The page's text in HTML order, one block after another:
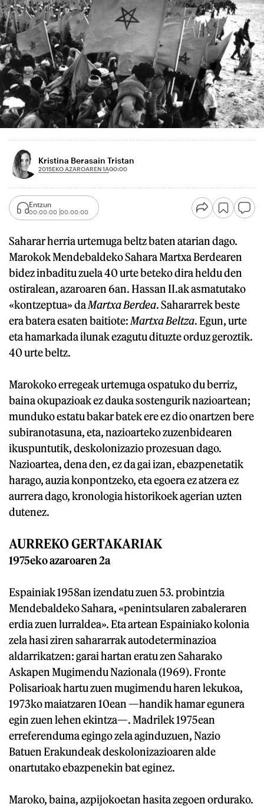
Kristina Berasain Tristan
2015EKO AZAROAREN 1A00:00
Entzun
00:00:00 00:00:00
Saharar herria urtemuga beltz baten atarian dago.
Marokok Mendebaldeko Sahara Martxa Berdearen
bidez inbaditu zuela 40 urte beteko dira heldu den
ostiralean, azaroaren 6an. Hassan II.ak asmatutako
«kontzeptua» daMartxa Berdea. Sahararrek beste
era batera esaten baitiote: Martxa Beltza. Egun, urte
eta hamarkada ilunak ezagutu dituzte orduz geroztik.
40 urte beltz.
Marokoko erregeak urtemuga ospatuko du berriz,
baina okupazioak ez dauka sostengurik nazioartean;
munduko estatu bakar batek ere ez dio onartzen bere
subiranotasuna, eta, nazioarteko zuzenbidearen
ikuspuntutik, deskolonizazio prozesuan dago.
Nazioartea, dena den, ez da gai izan, ebazpenetatik
harago, auzia konpontzeko, eta egoera ez atzera ez
aurrera dago, kronologia historikoek agerian uzten
dutenez.
AURREKO GERTAKARIAK
1975eko azaroaren 2a
Espainiak 1958an izendatu zuen 53. probintzia
Mendebaldeko Sahara, «penintsularen zabaleraren
erdia zuen lurraldea». Eta artean Espainiako kolonia
zela hasi ziren sahararrak autodeterminazioa
aldarrikatzen: garai hartan eratu zen Saharako
Askapen Mugimendu Nazionala (1969). Fronte
Polisarioak hartu zuen mugimendu haren lekukoa,
1973ko maiatzaren 10ean —handik hamar egunera
egin zuen lehen ekintza—. Madrilek 1975ean
erreferenduma egingo zela aginduzuen, Nazio
Batuen Erakundeak deskolonizazioaren alde
onartutako ebazpenekin bat eginez.
Maroko, baina, azpijokoetan hasita zegoen ordurako.